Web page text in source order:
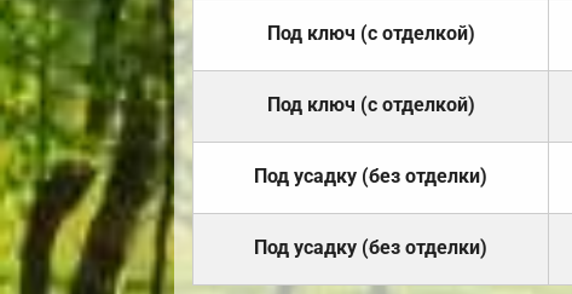
Под ключ (с отделкой)
Под ключ (с отделкой)
Под усадку (без отделки)
Под усадку (без отделки)